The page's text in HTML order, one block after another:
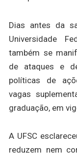
Dias antes da
Universidade
também se
de ataques e
políticas de
vagas
graduação, em
A UFSC
reduzem nem